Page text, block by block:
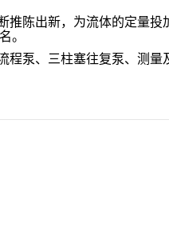
推陈出新，为流体的定量投
。
泵、三柱塞往复泵、测量